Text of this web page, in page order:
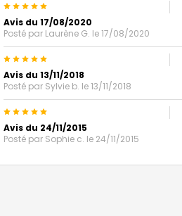
5
Avis du 17/08/2020
Posté par Laurène G. le 17/08/2020
5
Avis du 13/11/2018
Posté par Sylvie b. le 13/11/2018
5
Avis du 24/11/2015
Posté par Sophie c. le 24/11/2015